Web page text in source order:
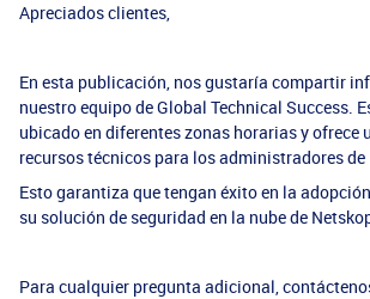
Apreciados clientes,
En esta publicación, nos gustaría compartir
nuestro equipo de Global Technical Success.
ubicado en diferentes zonas horarias y ofrece
recursos técnicos para los administradores de
Esto garantiza que tengan éxito en la
su solución de seguridad en la nube de
Para cualquier pregunta adicional,